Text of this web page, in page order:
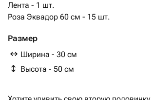
Лента - 1 шт.
Роза Эквадор 60 см - 15 шт.
Размер
Ширина - 30 см
Высота - 50 см